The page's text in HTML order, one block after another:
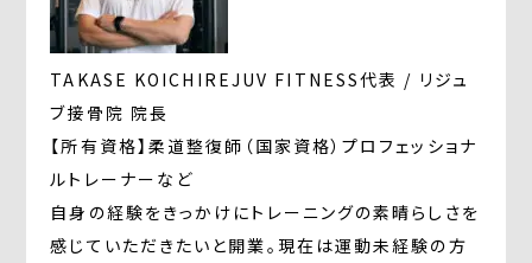
TAKASE KOICHI REJUV FITNESS代表 / リジュ
ブ接骨院 院長
【所有資格】柔道整復師（国家資格）プロフェッショナ
ルトレーナーなど
自身の経験をきっかけにトレーニングの素晴らしさを
感じていただきたいと開業。現在は運動未経験の方